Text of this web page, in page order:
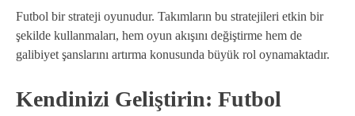
Futbol bir strateji oyunudur. Takımların bu stratejileri etkin bir
şekilde kullanmaları, hem oyun akışını değiştirme hem de
galibiyet şanslarını artırma konusunda büyük rol oynamaktadır.
Kendinizi Geliştirin: Futbol